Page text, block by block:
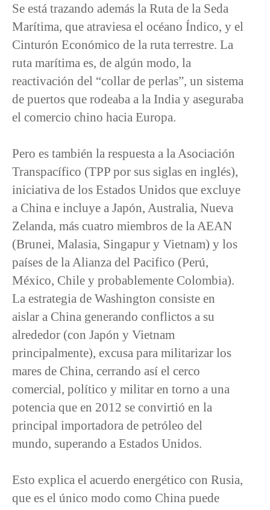
Se está trazando además la Ruta de la Seda
Marítima, que atraviesa el océano Índico, y el
Cinturón Económico de la ruta terrestre. La
ruta marítima es, de algún modo, la
reactivación del “collar de perlas”, un sistema
de puertos que rodeaba a la India y aseguraba
el comercio chino hacia Europa.
Pero es también la respuesta a la Asociación
Transpacífico (TPP por sus siglas en inglés),
iniciativa de los Estados Unidos que excluye
a China e incluye a Japón, Australia, Nueva
Zelanda, más cuatro miembros de la AEAN
(Brunei, Malasia, Singapur y Vietnam) y los
países de la Alianza del Pacifico (Perú,
México, Chile y probablemente Colombia).
La estrategia de Washington consiste en
aislar a China generando conflictos a su
alrededor (con Japón y Vietnam
principalmente), excusa para militarizar los
mares de China, cerrando así el cerco
comercial, político y militar en torno a una
potencia que en 2012 se convirtió en la
principal importadora de petróleo del
mundo, superando a Estados Unidos.
Esto explica el acuerdo energético con Rusia,
que es el único modo como China puede